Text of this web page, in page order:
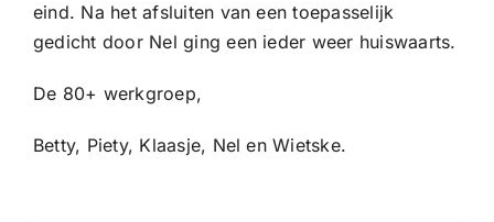
eind. Na het afsluiten van een toepasselijk
gedicht door Nel ging een ieder weer huiswaarts.
De 80+ werkgroep,
Betty, Piety, Klaasje, Nel en Wietske.